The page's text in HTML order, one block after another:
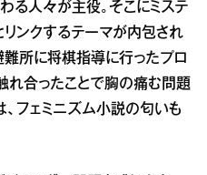
る人々が主役。そこにミステ
リンクするテーマが内包され
難所に将棋指導に行ったプロ
れ合ったことで胸の痛む問題
フェミニズム小説の匂いも